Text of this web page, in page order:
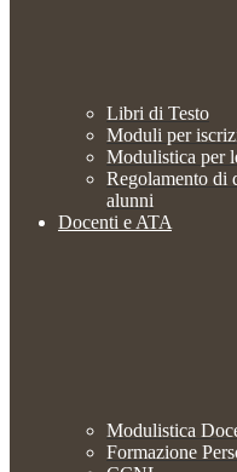
Libri di Testo
Moduli per
Modulistica per
Regolamento di
alunni
Docenti e ATA
Modulistica
Formazione